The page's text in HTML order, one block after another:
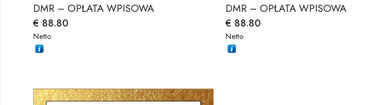
DMR – OPŁATA WPISOWA
€ 88.80
Netto
DMR – OPŁATA WPISOWA
€ 88.80
Netto